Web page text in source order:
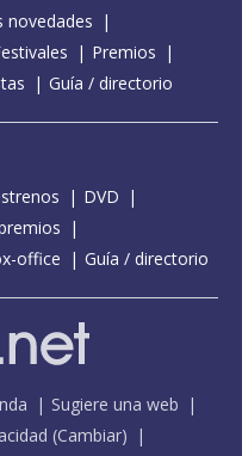
novedades
Premios
Guía / directorio
DVD
office Guía / directorio
Sugiere una web
(Cambiar)